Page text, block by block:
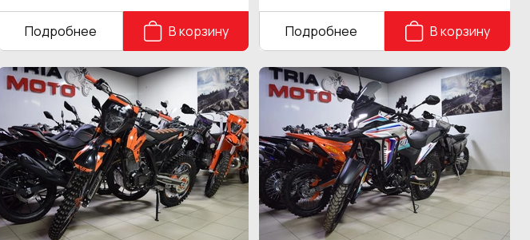
Подробнее В корзину Подробнее В корзину